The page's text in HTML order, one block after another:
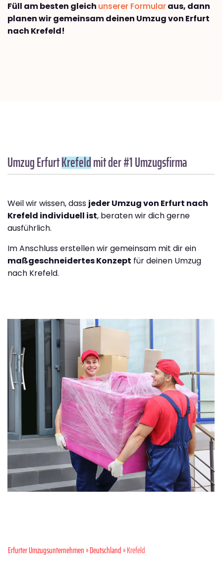
Füll am besten gleich unserer Formularaus, dann
planen wir gemeinsam deinen Umzug von Erfurt
nach Krefeld!
Umzug ErfurtKrefeldmit der #1 Umzugsfirma
Weil wir wissen, dass jeder Umzug von Erfurt nach
Krefeld individuell ist, beraten wir dich gerne
ausführlich.
Im Anschluss erstellen wir gemeinsam mit dir ein
maßgeschneidertes Konzept für deinen Umzug
nach Krefeld.
Erfurter Umzugsunternehmen»Deutschland» Krefeld